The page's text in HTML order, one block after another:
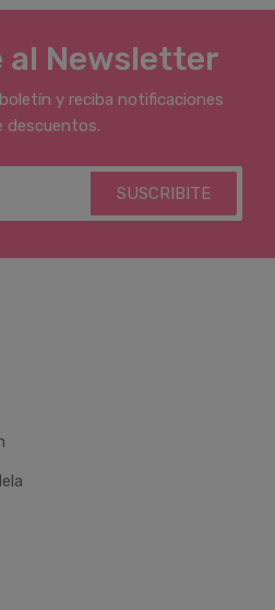
al Newsletter
y reciba notificaciones
descuentos.
SUSCRIBITE